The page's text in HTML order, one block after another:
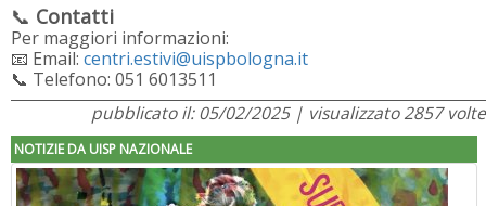
📞 Contatti
Per maggiori informazioni:
📧 Email: centri.estivi@uispbologna.it
📞 Telefono: 051 6013511
pubblicato il: 05/02/2025 | visualizzato 2857 volte
NOTIZIE DA UISP NAZIONALE